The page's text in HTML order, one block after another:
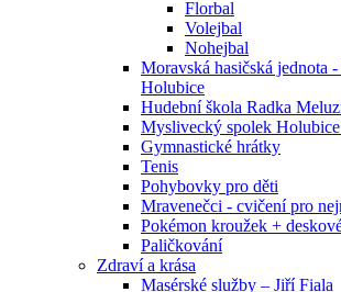
Florbal
Volejbal
Nohejbal
Moravská hasičská jednota
Holubice
Hudební škola Radka
Myslivecký spolek
Gymnastické hrátky
Tenis
Pohybovky pro děti
Mravenečci - cvičení pro
Pokémon kroužek +
Paličkování
Zdraví a krása
Masérské služby – Jiří Fiala